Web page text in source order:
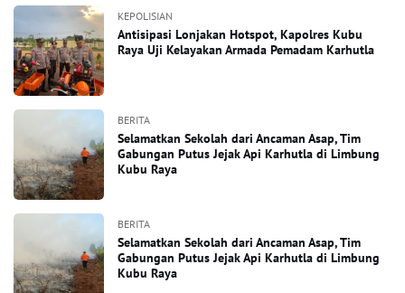
KEPOLISIAN
Antisipasi Lonjakan Hotspot, Kapolres Kubu
Raya Uji Kelayakan Armada Pemadam Karhutla
BERITA
Selamatkan Sekolah dari Ancaman Asap, Tim
Gabungan Putus Jejak Api Karhutla di Limbung
Kubu Raya
BERITA
Selamatkan Sekolah dari Ancaman Asap, Tim
Gabungan Putus Jejak Api Karhutla di Limbung
Kubu Raya